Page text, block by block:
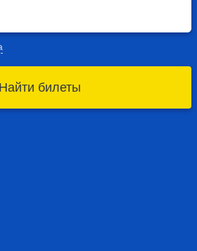
Найти билеты